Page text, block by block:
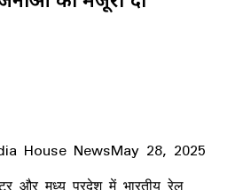
House NewsMay 28, 2025